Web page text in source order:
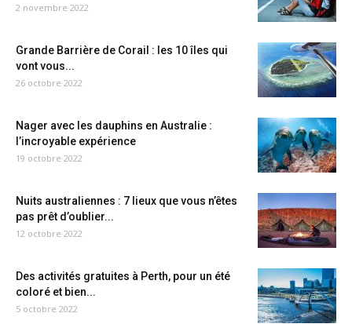
2 novembre 2022
Grande Barrière de Corail : les 10 îles qui
vont vous...
26 octobre 2022
Nager avec les dauphins en Australie :
l’incroyable expérience
19 octobre 2022
Nuits australiennes : 7 lieux que vous n’êtes
pas prêt d’oublier...
12 octobre 2022
Des activités gratuites à Perth, pour un été
coloré et bien...
5 octobre 2022